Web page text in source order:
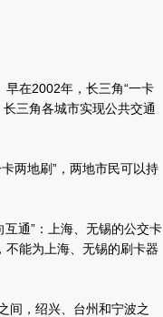
在2002年，长三角“一卡
三角各城市实现公共交通
两地刷”，两地市民可以持
通”：上海、无锡的公交卡
不能为上海、无锡的刷卡器
，绍兴、台州和宁波之